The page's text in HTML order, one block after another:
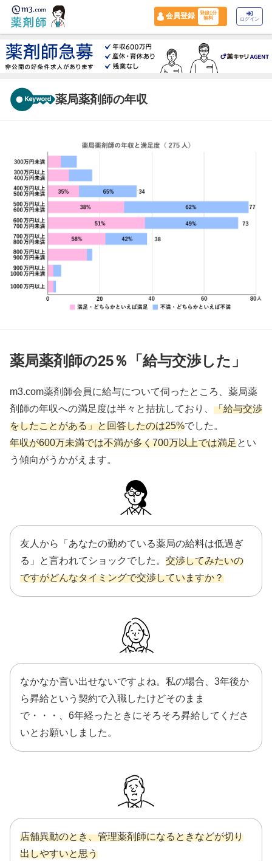
会員登録
登録1分
無料
ログイン
薬局薬剤師の年収
薬局薬剤師の25％「給与交渉した」
m3.com薬剤師会員に給与について伺ったところ、薬局薬
剤師の年収への満足度は半々と拮抗しており、 「給与交渉
をしたことがある」と回答したのは25%でした。
年収が600万未満では不満が多く700万以上では満足とい
う傾向がうかがえます。
友人から「あなたの勤めている薬局の給料は低過ぎ
る」と言われてショックでした。 交渉してみたいの
ですがどんなタイミングで交渉していますか？
なかなか言い出せないですよね。私の場合、3年後か
ら昇給という契約で入職したけどそのまま
で・・・、6年経ったときにそろそろ昇給してくださ
いとお願いしました。
店舗異動のとき、管理薬剤師になるときなどが切り
出しやすいと思う